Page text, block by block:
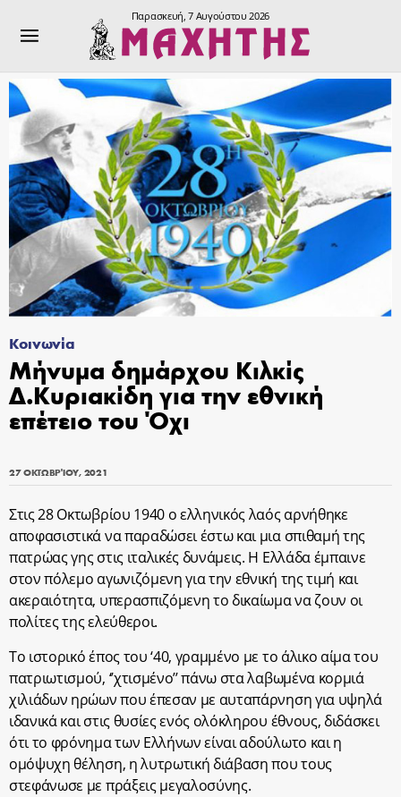
Παρασκευή, 7 Αυγούστου 2026
Κοινωνία
Μήνυμα δημάρχου Κιλκίς
Δ.Κυριακίδη για την εθνική
επέτειο του Όχι
27 ΟΚΤΩΒΡΊΟΥ, 2021
Στις 28 Οκτωβρίου 1940 ο ελληνικός λαός αρνήθηκε
αποφασιστικά να παραδώσει έστω και μια σπιθαμή της
πατρώας γης στις ιταλικές δυνάμεις. Η Ελλάδα έμπαινε
στον πόλεμο αγωνιζόμενη για την εθνική της τιμή και
ακεραιότητα, υπερασπιζόμενη το δικαίωμα να ζουν οι
πολίτες της ελεύθεροι.
Το ιστορικό έπος του ‘40, γραμμένο με το άλικο αίμα του
πατριωτισμού, ‘’χτισμένο’’ πάνω στα λαβωμένα κορμιά
χιλιάδων ηρώων που έπεσαν με αυταπάρνηση για υψηλά
ιδανικά και στις θυσίες ενός ολόκληρου έθνους, διδάσκει
ότι το φρόνημα των Ελλήνων είναι αδούλωτο και η
ομόψυχη θέληση, η λυτρωτική διάβαση που τους
στεφάνωσε με πράξεις μεγαλοσύνης.